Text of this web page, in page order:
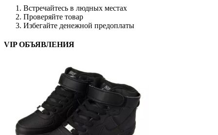
Встречайтесь в людных местах
Проверяйте товар
Избегайте денежной предоплаты
VIP ОБЪЯВЛЕНИЯ